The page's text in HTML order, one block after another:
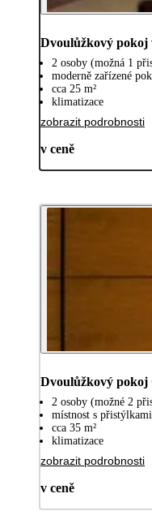
Dvoulůžkový pokoj
2 osoby (možná 1
moderně zařízené
cca 25 m²
klimatizace
zobrazit podrobnosti
v ceně
Dvoulůžkový pokoj
2 osoby (možné 2
místnost s
cca 35 m²
klimatizace
zobrazit podrobnosti
v ceně